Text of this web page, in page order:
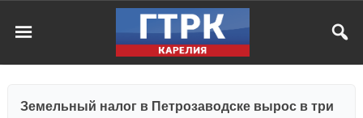
Земельный налог в Петрозаводске вырос в три